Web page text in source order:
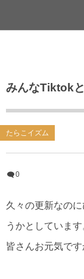
みんなTiktok
たらこイズム
0
久々の更新なの
うかとしています
皆さんお元気で